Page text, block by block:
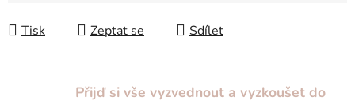
Tisk
Zeptat se Sdílet
Přijď si vše vyzvednout a vyzkoušet do